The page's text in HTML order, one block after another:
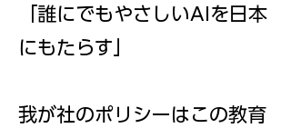
「誰にでもやさしいAIを日本
にもたらす」
​我が社のポリシーはこの教育